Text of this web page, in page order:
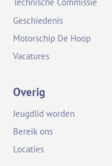
Technische Commissie
Geschiedenis
Motorschip De Hoop
Vacatures
Overig
Jeugdlid worden
Bereik ons
Locaties